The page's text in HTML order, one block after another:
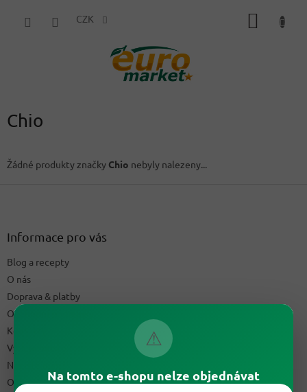
⚠
Na tomto e-shopu nelze objednávat
CZK
Chio
Žádné produkty značky Chio nebyly nalezeny...
Informace pro vás
Blog a recepty
O nás
Doprava & platby
Obchodní podmínky
Kontakty
Výdejní místo
Napište nám
Ochrana osobních údajů GDPR